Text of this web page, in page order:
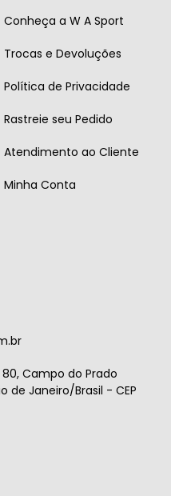
Conheça a W A Sport
Trocas e Devoluções
Política de Privacidade
Rastreie seu Pedido
Atendimento ao Cliente
Minha Conta
Campo do Prado
de Janeiro/Brasil - CEP